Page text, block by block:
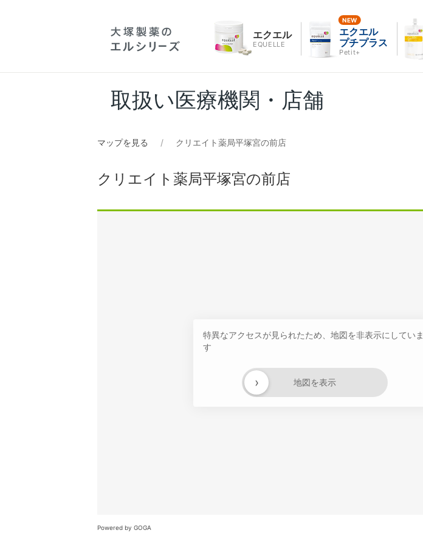
エクエル
EQUELLE
エクエル
プチプラス
Petit+
取扱い医療機関・店舗
マップを見る クリエイト薬局平塚宮の前店
クリエイト薬局平塚宮の前店
特異なアクセスが見られたため、地図を非表示にしていま
す
地図を表示
›
Powered by GOGA